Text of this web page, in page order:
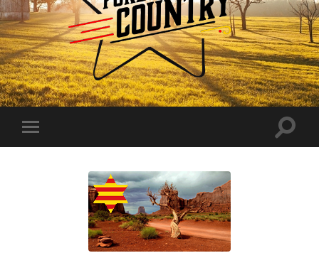
Forever
Country
Toggle
mobile
Toggle